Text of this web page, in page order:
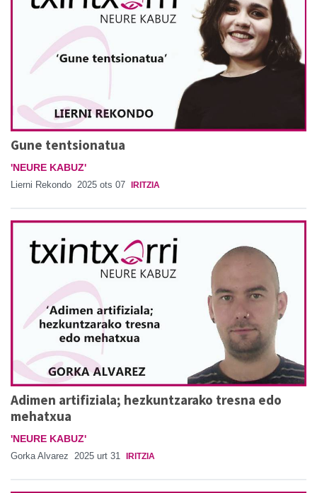
Gune tentsionatua
'NEURE KABUZ'
Lierni Rekondo 2025 ots 07 IRITZIA
Adimen artifiziala; hezkuntzarako tresna edo
mehatxua
'NEURE KABUZ'
Gorka Alvarez 2025 urt 31 IRITZIA